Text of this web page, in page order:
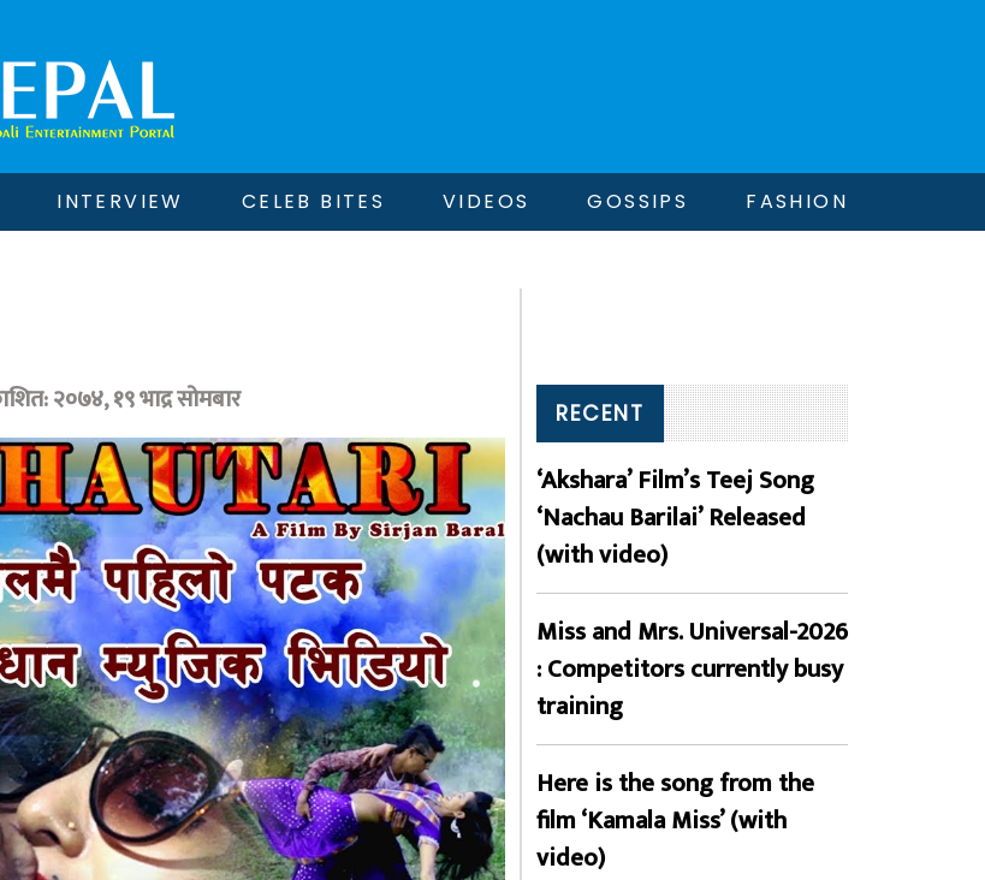
INTERVIEW CELEB BITES VIDEOS GOSSIPS FASHION
२०७४, १९ भाद्र सोमबार RECENT
‘Akshara’ Film’s Teej Song
‘Nachau Barilai’ Released
(with video)
Miss and Mrs. Universal-2026
: Competitors currently busy
training
Here is the song from the
film ‘Kamala Miss’ (with
video)